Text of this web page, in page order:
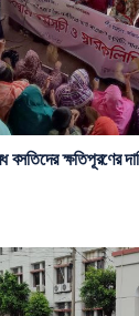
বসতিদের ক্ষতিপূরণের